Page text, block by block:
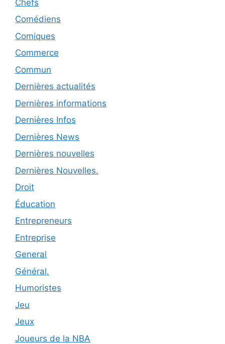
Chefs
Comédiens
Comiques
Commerce
Commun
Dernières actualités
Dernières informations
Dernières Infos
Dernières News
Dernières nouvelles
Dernières Nouvelles.
Droit
Éducation
Entrepreneurs
Entreprise
General
Général.
Humoristes
Jeu
Jeux
Joueurs de la NBA